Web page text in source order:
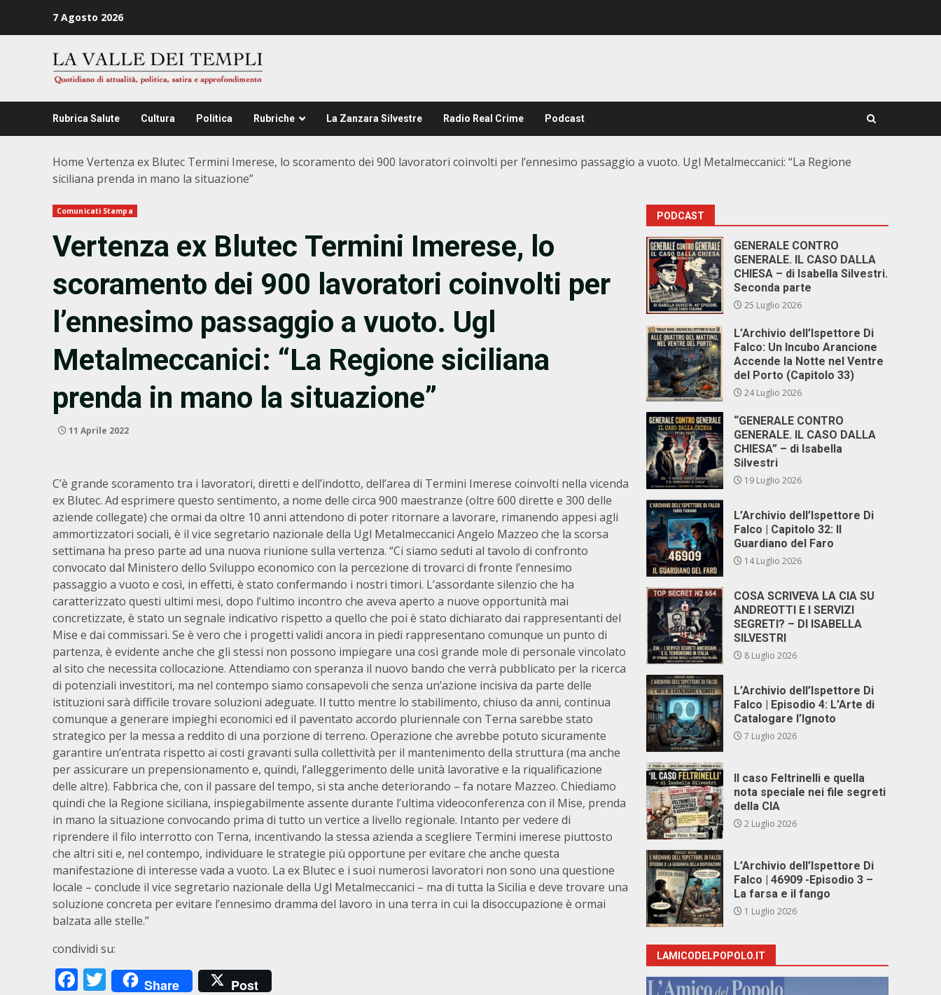
7 Agosto 2026
Rubrica Salute Cultura Politica Rubriche La Zanzara Silvestre Radio Real Crime Podcast
Home Vertenza ex Blutec Termini Imerese, lo scoramento dei 900 lavoratori coinvolti per l’ennesimo passaggio a vuoto. Ugl Metalmeccanici: “La Regione
siciliana prenda in mano la situazione”
Comunicati Stampa
Vertenza ex Blutec Termini Imerese, lo
scoramento dei 900 lavoratori coinvolti per
l’ennesimo passaggio a vuoto. Ugl
Metalmeccanici: “La Regione siciliana
prenda in mano la situazione”
11 Aprile 2022
C’è grande scoramento tra i lavoratori, diretti e dell’indotto, dell’area di Termini Imerese coinvolti nella vicenda
ex Blutec. Ad esprimere questo sentimento, a nome delle circa 900 maestranze (oltre 600 dirette e 300 delle
aziende collegate) che ormai da oltre 10 anni attendono di poter ritornare a lavorare, rimanendo appesi agli
ammortizzatori sociali, è il vice segretario nazionale della Ugl Metalmeccanici Angelo Mazzeo che la scorsa
settimana ha preso parte ad una nuova riunione sulla vertenza. “Ci siamo seduti al tavolo di confronto
convocato dal Ministero dello Sviluppo economico con la percezione di trovarci di fronte l’ennesimo
passaggio a vuoto e così, in effetti, è stato confermando i nostri timori. L’assordante silenzio che ha
caratterizzato questi ultimi mesi, dopo l’ultimo incontro che aveva aperto a nuove opportunità mai
concretizzate, è stato un segnale indicativo rispetto a quello che poi è stato dichiarato dai rappresentanti del
Mise e dai commissari. Se è vero che i progetti validi ancora in piedi rappresentano comunque un punto di
partenza, è evidente anche che gli stessi non possono impiegare una così grande mole di personale vincolato
al sito che necessita collocazione. Attendiamo con speranza il nuovo bando che verrà pubblicato per la ricerca
di potenziali investitori, ma nel contempo siamo consapevoli che senza un’azione incisiva da parte delle
istituzioni sarà difficile trovare soluzioni adeguate. Il tutto mentre lo stabilimento, chiuso da anni, continua
comunque a generare impieghi economici ed il paventato accordo pluriennale con Terna sarebbe stato
strategico per la messa a reddito di una porzione di terreno. Operazione che avrebbe potuto sicuramente
garantire un’entrata rispetto ai costi gravanti sulla collettività per il mantenimento della struttura (ma anche
per assicurare un prepensionamento e, quindi, l’alleggerimento delle unità lavorative e la riqualificazione
delle altre). Fabbrica che, con il passare del tempo, si sta anche deteriorando – fa notare Mazzeo. Chiediamo
quindi che la Regione siciliana, inspiegabilmente assente durante l’ultima videoconferenza con il Mise, prenda
in mano la situazione convocando prima di tutto un vertice a livello regionale. Intanto per vedere di
riprendere il filo interrotto con Terna, incentivando la stessa azienda a scegliere Termini imerese piuttosto
che altri siti e, nel contempo, individuare le strategie più opportune per evitare che anche questa
manifestazione di interesse vada a vuoto. La ex Blutec e i suoi numerosi lavoratori non sono una questione
locale – conclude il vice segretario nazionale della Ugl Metalmeccanici – ma di tutta la Sicilia e deve trovare una
soluzione concreta per evitare l’ennesimo dramma del lavoro in una terra in cui la disoccupazione è ormai
balzata alle stelle.”
condividi su:
Facebook
Twitter
Share Post
PODCAST
GENERALE CONTRO
GENERALE. IL CASO DALLA
CHIESA – di Isabella Silvestri.
Seconda parte
25 Luglio 2026
L’Archivio dell’Ispettore Di
Falco: Un Incubo Arancione
Accende la Notte nel Ventre
del Porto (Capitolo 33)
24 Luglio 2026
“GENERALE CONTRO
GENERALE. IL CASO DALLA
CHIESA” – di Isabella
Silvestri
19 Luglio 2026
L’Archivio dell’Ispettore Di
Falco | Capitolo 32: Il
Guardiano del Faro
14 Luglio 2026
COSA SCRIVEVA LA CIA SU
ANDREOTTI E I SERVIZI
SEGRETI? – DI ISABELLA
SILVESTRI
8 Luglio 2026
L’Archivio dell’Ispettore Di
Falco | Episodio 4: L’Arte di
Catalogare l’Ignoto
7 Luglio 2026
Il caso Feltrinelli e quella
nota speciale nei file segreti
della CIA
2 Luglio 2026
L’Archivio dell’Ispettore Di
Falco | 46909 -Episodio 3 –
La farsa e il fango
1 Luglio 2026
LAMICODELPOPOLO.IT